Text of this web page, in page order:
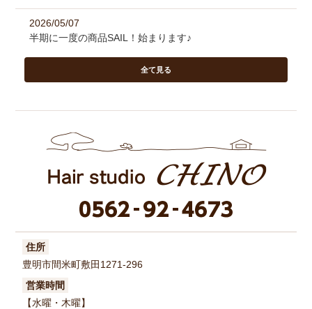
2026/05/07
半期に一度の商品SAIL！始まります♪
全て見る
住所
豊明市間米町敷田1271-296
営業時間
【水曜・木曜】